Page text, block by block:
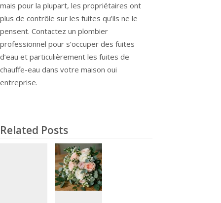
mais pour la plupart, les propriétaires ont
plus de contrôle sur les fuites qu’ils ne le
pensent. Contactez un plombier
professionnel pour s’occuper des fuites
d’eau et particulièrement les fuites de
chauffe-eau dans votre maison oui
entreprise.
Related Posts